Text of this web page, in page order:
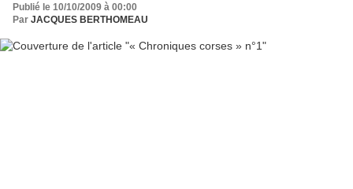
Publié le 10/10/2009 à 00:00
Par JACQUES BERTHOMEAU